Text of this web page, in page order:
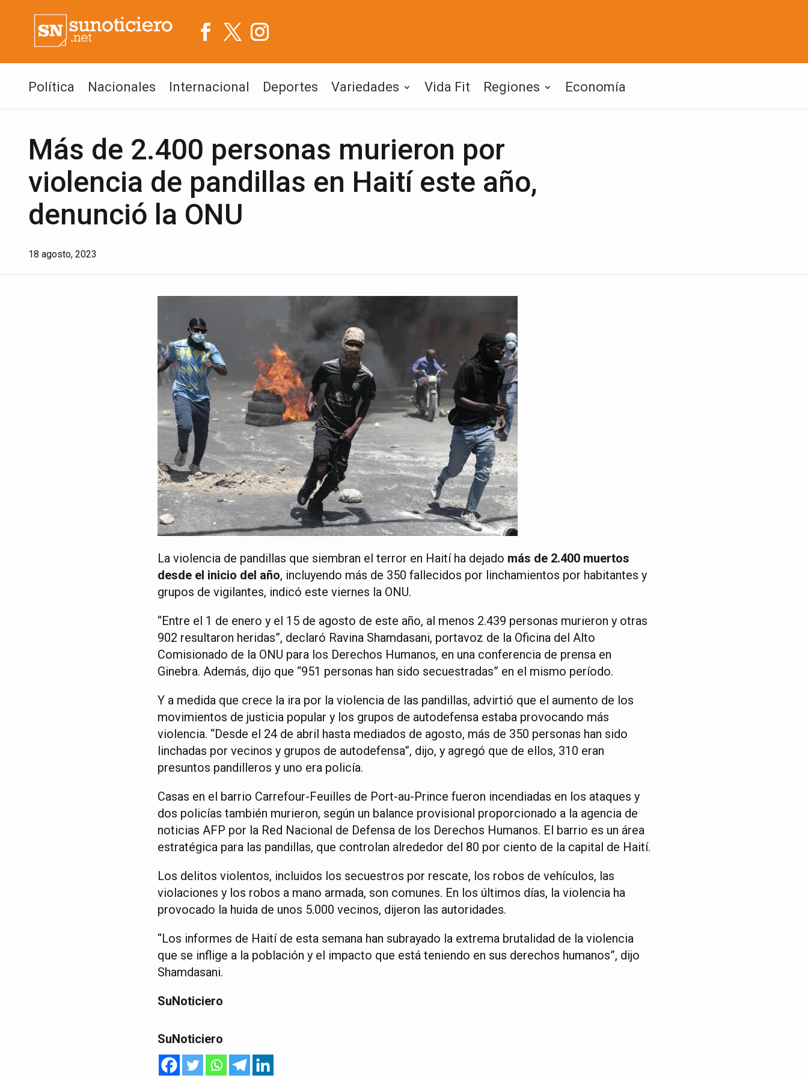
Política Nacionales Internacional Deportes Variedades Vida Fit Regiones Economía
Más de 2.400 personas murieron por
violencia de pandillas en Haití este año,
denunció la ONU
18 agosto, 2023
La violencia de pandillas que siembran el terror en Haití ha dejado más de 2.400 muertos
desde el inicio del año, incluyendo más de 350 fallecidos por linchamientos por habitantes y
grupos de vigilantes, indicó este viernes la ONU.
“Entre el 1 de enero y el 15 de agosto de este año, al menos 2.439 personas murieron y otras
902 resultaron heridas”, declaró Ravina Shamdasani, portavoz de la Oficina del Alto
Comisionado de la ONU para los Derechos Humanos, en una conferencia de prensa en
Ginebra. Además, dijo que “951 personas han sido secuestradas” en el mismo período.
Y a medida que crece la ira por la violencia de las pandillas, advirtió que el aumento de los
movimientos de justicia popular y los grupos de autodefensa estaba provocando más
violencia. “Desde el 24 de abril hasta mediados de agosto, más de 350 personas han sido
linchadas por vecinos y grupos de autodefensa”, dijo, y agregó que de ellos, 310 eran
presuntos pandilleros y uno era policía.
Casas en el barrio Carrefour-Feuilles de Port-au-Prince fueron incendiadas en los ataques y
dos policías también murieron, según un balance provisional proporcionado a la agencia de
noticias AFP por la Red Nacional de Defensa de los Derechos Humanos. El barrio es un área
estratégica para las pandillas, que controlan alrededor del 80 por ciento de la capital de Haití.
Los delitos violentos, incluidos los secuestros por rescate, los robos de vehículos, las
violaciones y los robos a mano armada, son comunes. En los últimos días, la violencia ha
provocado la huida de unos 5.000 vecinos, dijeron las autoridades.
“Los informes de Haití de esta semana han subrayado la extrema brutalidad de la violencia
que se inflige a la población y el impacto que está teniendo en sus derechos humanos”, dijo
Shamdasani.
SuNoticiero
SuNoticiero